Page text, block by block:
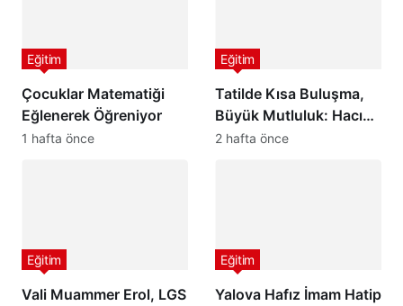
Çocuklar Matematiği
Eğlenerek Öğreniyor
Eğitim
1 hafta önce
Tatilde Kısa Buluşma,
Büyük Mutluluk: Hacı
Ali Saruhan İlkokulu ve
Eğitim
2 hafta önce
Vali Muammer Erol, LGS
Eğitim
Yalova Hafız İmam Hatip
Eğitim